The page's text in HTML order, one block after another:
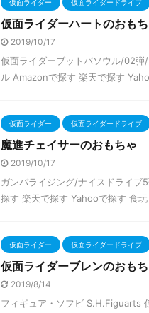
仮面ライダー 仮面ライダードライブ
仮面ライダーハートのおも
2019/10/17
仮面ライダーブットバソウル/02弾
ル Amazonで探す 楽天で探す
仮面ライダー 仮面ライダードライブ
魔進チェイサーのおもちゃ
2019/10/17
ガンバライジング/ナイスドライ
探す 楽天で探す Yahooで探す 食
仮面ライダー 仮面ライダードライブ
仮面ライダーブレンのおも
2019/8/14
フィギュア・ソフビ S.H.Figuarts